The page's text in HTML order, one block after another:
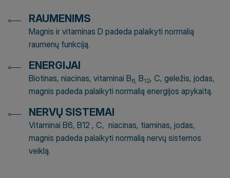
RAUMENIMS
Magnis ir vitaminas D padeda palaikyti normalią
raumenų funkciją.
ENERGIJAI
Biotinas, niacinas, vitaminai B6, B12, C, geležis, jodas,
magnis padeda palaikyti normalią energijos apykaitą.
NERVŲ SISTEMAI
Vitaminai B6, B12 , C, niacinas, tiaminas, jodas,
magnis padeda palaikyti normalią nervų sistemos
veiklą.